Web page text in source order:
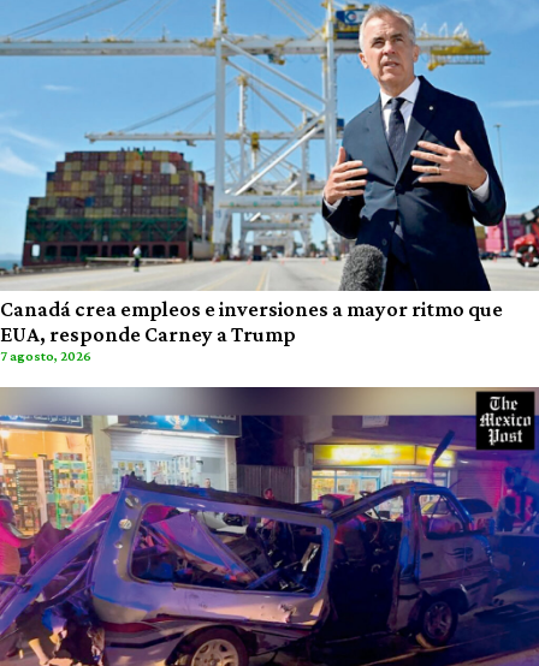
Canadá crea empleos e inversiones a mayor ritmo que
EUA, responde Carney a Trump
7 agosto, 2026